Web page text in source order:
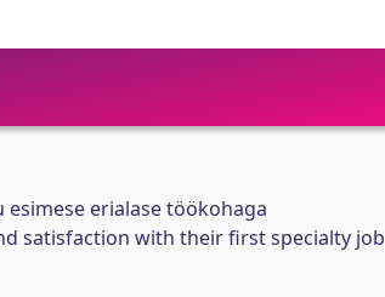
erialase töökohaga
satisfaction with their first specialty job